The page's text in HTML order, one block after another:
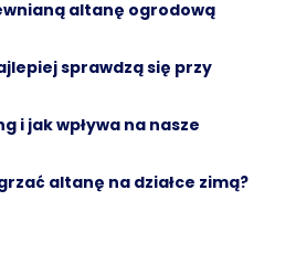
altanę ogrodową
sprawdzą się przy
i jak wpływa na nasze
altanę na działce zimą?